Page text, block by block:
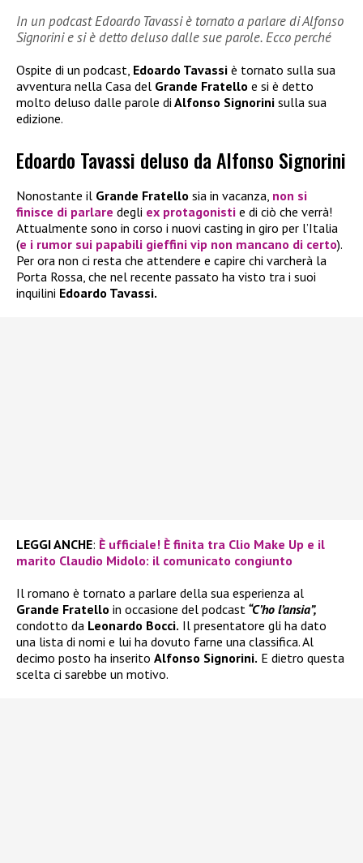
In un podcast Edoardo Tavassi è tornato a parlare di Alfonso
Signorini e si è detto deluso dalle sue parole. Ecco perché
Ospite di un podcast, Edoardo Tavassi è tornato sulla sua
avventura nella Casa del Grande Fratello e si è detto
molto deluso dalle parole di Alfonso Signorini sulla sua
edizione.
Edoardo Tavassi deluso da Alfonso Signorini
Nonostante il Grande Fratello sia in vacanza, non si
finisce di parlare degli ex protagonisti e di ciò che verrà!
Attualmente sono in corso i nuovi casting in giro per l’Italia
(e i rumor sui papabili gieffini vip non mancano di certo).
Per ora non ci resta che attendere e capire chi varcherà la
Porta Rossa, che nel recente passato ha visto tra i suoi
inquilini Edoardo Tavassi.
LEGGI ANCHE: È ufficiale! È finita tra Clio Make Up e il
marito Claudio Midolo: il comunicato congiunto
Il romano è tornato a parlare della sua esperienza al
Grande Fratello in occasione del podcast “C’ho l’ansia”,
condotto da Leonardo Bocci. Il presentatore gli ha dato
una lista di nomi e lui ha dovuto farne una classifica. Al
decimo posto ha inserito Alfonso Signorini. E dietro questa
scelta ci sarebbe un motivo.